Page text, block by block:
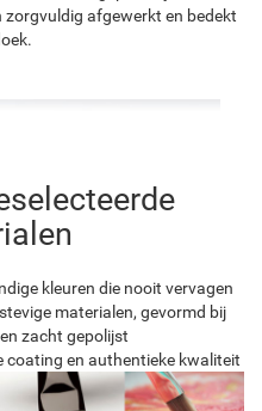
zorgvuldig afgewerkt en bedekt
kleuren die nooit vervagen
materialen, gevormd bij
zacht gepolijst
coating en authentieke kwaliteit